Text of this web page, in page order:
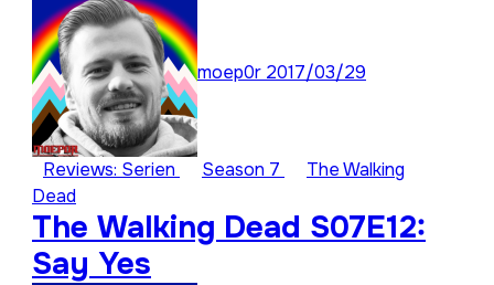
moep0r 2017/03/29
Reviews: Serien Season 7
The Walking
Dead
The Walking Dead S07E12:
Say Yes